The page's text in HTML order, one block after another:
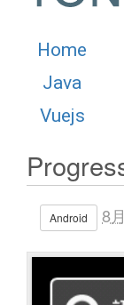
Home
Java
Vuejs
Android 8